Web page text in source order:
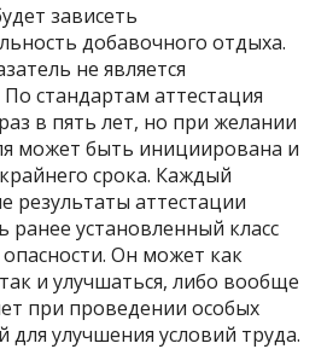
зависеть
добавочного отдыха.
не является
стандартам аттестация
в пять лет, но при желании
может быть инициирована и
срока. Каждый
результаты аттестации
ранее установленный класс
Он может как
и улучшаться, либо вообще
при проведении особых
для улучшения условий труда.